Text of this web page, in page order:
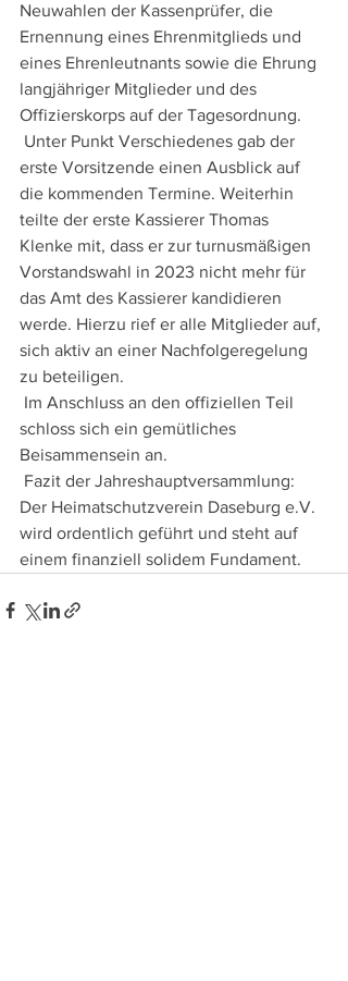
Neuwahlen der Kassenprüfer, die
Ernennung eines Ehrenmitglieds und
eines Ehrenleutnants sowie die Ehrung
langjähriger Mitglieder und des
Offizierskorps auf der Tagesordnung.
erste Vorsitzende einen Ausblick auf
die kommenden Termine. Weiterhin
teilte der erste Kassierer Thomas
Klenke mit, dass er zur turnusmäßigen
Vorstandswahl in 2023 nicht mehr für
das Amt des Kassierer kandidieren
werde. Hierzu rief er alle Mitglieder auf,
sich aktiv an einer Nachfolgeregelung
zu beteiligen.
schloss sich ein gemütliches
Beisammensein an.
Der Heimatschutzverein Daseburg e.V.
wird ordentlich geführt und steht auf
einem finanziell solidem Fundament.